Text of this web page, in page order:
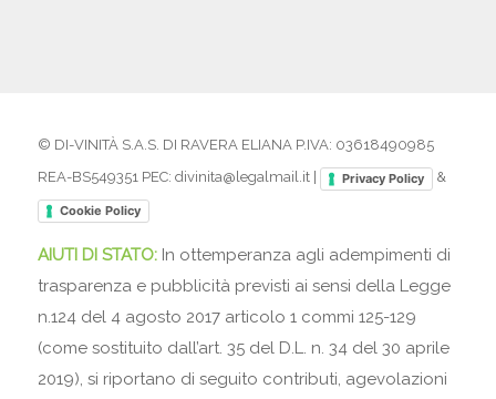
© DI-VINITÀ S.A.S. DI RAVERA ELIANA P.IVA: 03618490985
REA-BS549351 PEC: divinita@legalmail.it |
Privacy Policy &
Cookie Policy
AIUTI DI STATO: In ottemperanza agli adempimenti di
trasparenza e pubblicità previsti ai sensi della Legge
n.124 del 4 agosto 2017 articolo 1 commi 125-129
(come sostituito dall’art. 35 del D.L. n. 34 del 30 aprile
2019), si riportano di seguito contributi, agevolazioni